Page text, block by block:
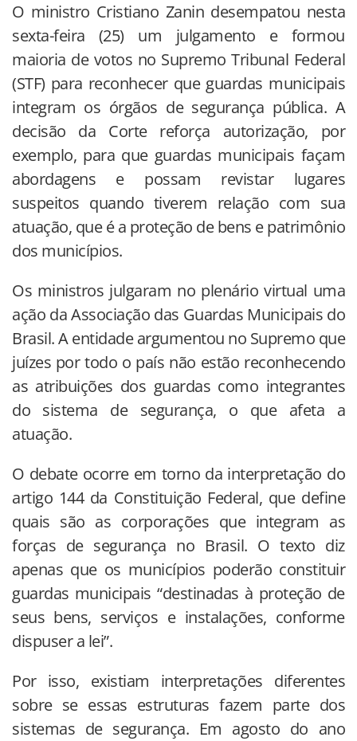
O ministro Cristiano Zanin desempatou nesta
sexta-feira (25) um julgamento e formou
maioria de votos no Supremo Tribunal Federal
(STF) para reconhecer que guardas municipais
integram os órgãos de segurança pública. A
decisão da Corte reforça autorização, por
exemplo, para que guardas municipais façam
abordagens e possam revistar lugares
suspeitos quando tiverem relação com sua
atuação, que é a proteção de bens e patrimônio
dos municípios.
Os ministros julgaram no plenário virtual uma
ação da Associação das Guardas Municipais do
Brasil. A entidade argumentou no Supremo que
juízes por todo o país não estão reconhecendo
as atribuições dos guardas como integrantes
do sistema de segurança, o que afeta a
atuação.
O debate ocorre em torno da interpretação do
artigo 144 da Constituição Federal, que define
quais são as corporações que integram as
forças de segurança no Brasil. O texto diz
apenas que os municípios poderão constituir
guardas municipais “destinadas à proteção de
seus bens, serviços e instalações, conforme
dispuser a lei”.
Por isso, existiam interpretações diferentes
sobre se essas estruturas fazem parte dos
sistemas de segurança. Em agosto do ano